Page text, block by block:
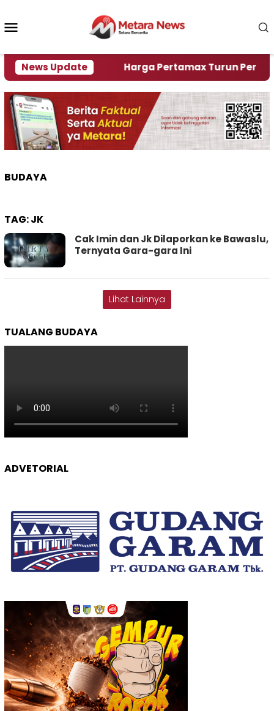
konten
News Update
Krisi Air Harga Pertamax Turun Per Hari
BUDAYA
TAG:JK
Cak Imin dan Jk Dilaporkan ke Bawaslu,
Ternyata Gara-gara Ini
Lihat Lainnya
TUALANG BUDAYA
ADVETORIAL